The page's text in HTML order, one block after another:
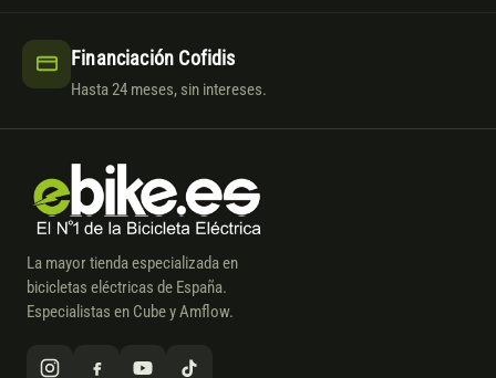
Financiación Cofidis
Hasta 24 meses, sin intereses.
La mayor tienda especializada en
bicicletas eléctricas de España.
Especialistas en Cube y Amflow.